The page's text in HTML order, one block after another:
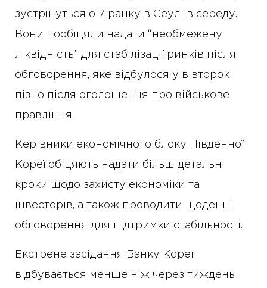
зустрінуться о 7 ранку в Сеулі в середу.
Вони пообіцяли надати “необмежену
ліквідність” для стабілізації ринків після
обговорення, яке відбулося у вівторок
пізно після оголошення про військове
правління.
Керівники економічного блоку Південної
Кореї обіцяють надати більш детальні
кроки щодо захисту економіки та
інвесторів, а також проводити щоденні
обговорення для підтримки стабільності.
Екстрене засідання Банку Кореї
відбувається менше ніж через тиждень